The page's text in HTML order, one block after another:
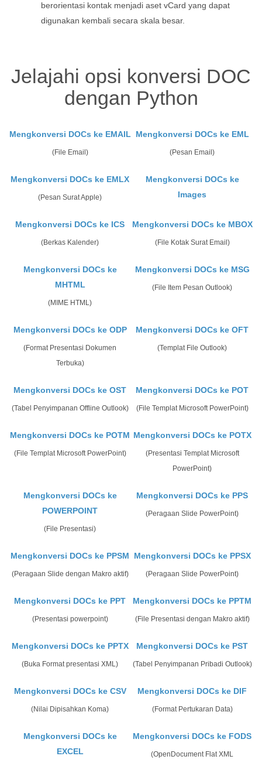
berorientasi kontak menjadi aset vCard yang dapat
digunakan kembali secara skala besar.
Jelajahi opsi konversi DOC
dengan Python
Mengkonversi DOCs ke EMAIL
(File Email)
Mengkonversi DOCs ke EML
(Pesan Email)
Mengkonversi DOCs ke EMLX
(Pesan Surat Apple)
Mengkonversi DOCs ke
Images
Mengkonversi DOCs ke ICS
(Berkas Kalender)
Mengkonversi DOCs ke MBOX
(File Kotak Surat Email)
Mengkonversi DOCs ke
MHTML
(MIME HTML)
Mengkonversi DOCs ke MSG
(File Item Pesan Outlook)
Mengkonversi DOCs ke ODP
(Format Presentasi Dokumen
Terbuka)
Mengkonversi DOCs ke OFT
(Templat File Outlook)
Mengkonversi DOCs ke OST
(Tabel Penyimpanan Offline Outlook)
Mengkonversi DOCs ke POT
(File Templat Microsoft PowerPoint)
Mengkonversi DOCs ke POTM
(File Templat Microsoft PowerPoint)
Mengkonversi DOCs ke POTX
(Presentasi Templat Microsoft
PowerPoint)
Mengkonversi DOCs ke
POWERPOINT
(File Presentasi)
Mengkonversi DOCs ke PPS
(Peragaan Slide PowerPoint)
Mengkonversi DOCs ke PPSM
(Peragaan Slide dengan Makro aktif)
Mengkonversi DOCs ke PPSX
(Peragaan Slide PowerPoint)
Mengkonversi DOCs ke PPT
(Presentasi powerpoint)
Mengkonversi DOCs ke PPTM
(File Presentasi dengan Makro aktif)
Mengkonversi DOCs ke PPTX
(Buka Format presentasi XML)
Mengkonversi DOCs ke PST
(Tabel Penyimpanan Pribadi Outlook)
Mengkonversi DOCs ke CSV
(Nilai Dipisahkan Koma)
Mengkonversi DOCs ke DIF
(Format Pertukaran Data)
Mengkonversi DOCs ke
EXCEL
Mengkonversi DOCs ke FODS
(OpenDocument Flat XML